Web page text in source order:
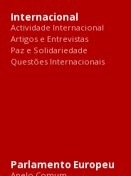
Internacional
Actividade Internacional
Artigos e Entrevistas
Paz e Solidariedade
Questões Internacionais
Parlamento Europeu